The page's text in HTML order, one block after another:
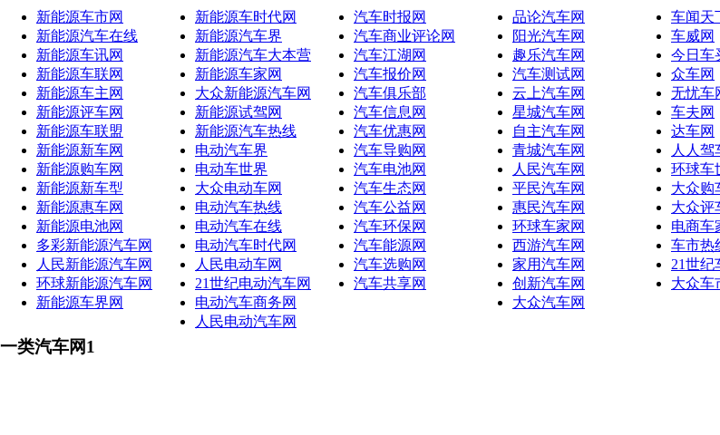
新能源车市网
新能源汽车在线
新能源车讯网
新能源车联网
新能源车主网
新能源评车网
新能源车联盟
新能源新车网
新能源购车网
新能源新车型
新能源惠车网
新能源电池网
多彩新能源汽车网
人民新能源汽车网
环球新能源汽车网
新能源车界网
新能源车时代网
新能源汽车界
新能源汽车大本营
新能源车家网
大众新能源汽车网
新能源试驾网
新能源汽车热线
电动汽车界
电动车世界
大众电动车网
电动汽车热线
电动汽车在线
电动汽车时代网
人民电动车网
21世纪电动汽车网
电动汽车商务网
人民电动汽车网
汽车时报网
汽车商业评论网
汽车江湖网
汽车报价网
汽车俱乐部
汽车信息网
汽车优惠网
汽车导购网
汽车电池网
汽车生态网
汽车公益网
汽车环保网
汽车能源网
汽车选购网
汽车共享网
品论汽车网
阳光汽车网
趣乐汽车网
汽车测试网
云上汽车网
星城汽车网
自主汽车网
青城汽车网
人民汽车网
平民汽车网
惠民汽车网
环球车家网
西游汽车网
家用汽车网
创新汽车网
大众汽车网
车闻天
车威网
今日车
众车网
无忧车
车夫网
达车网
人人驾
环球车
大众购
大众评
电商车
车市热
21世纪
大众车
一类汽车网1